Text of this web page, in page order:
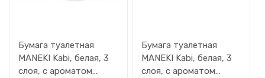
Бумага туалетная
MANEKI Kabi, белая, 3
слоя, с ароматом
Бумага туалетная
MANEKI Kabi, белая, 3
слоя, с ароматом